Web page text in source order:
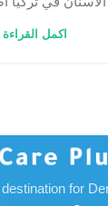
اكمل القراءة
for